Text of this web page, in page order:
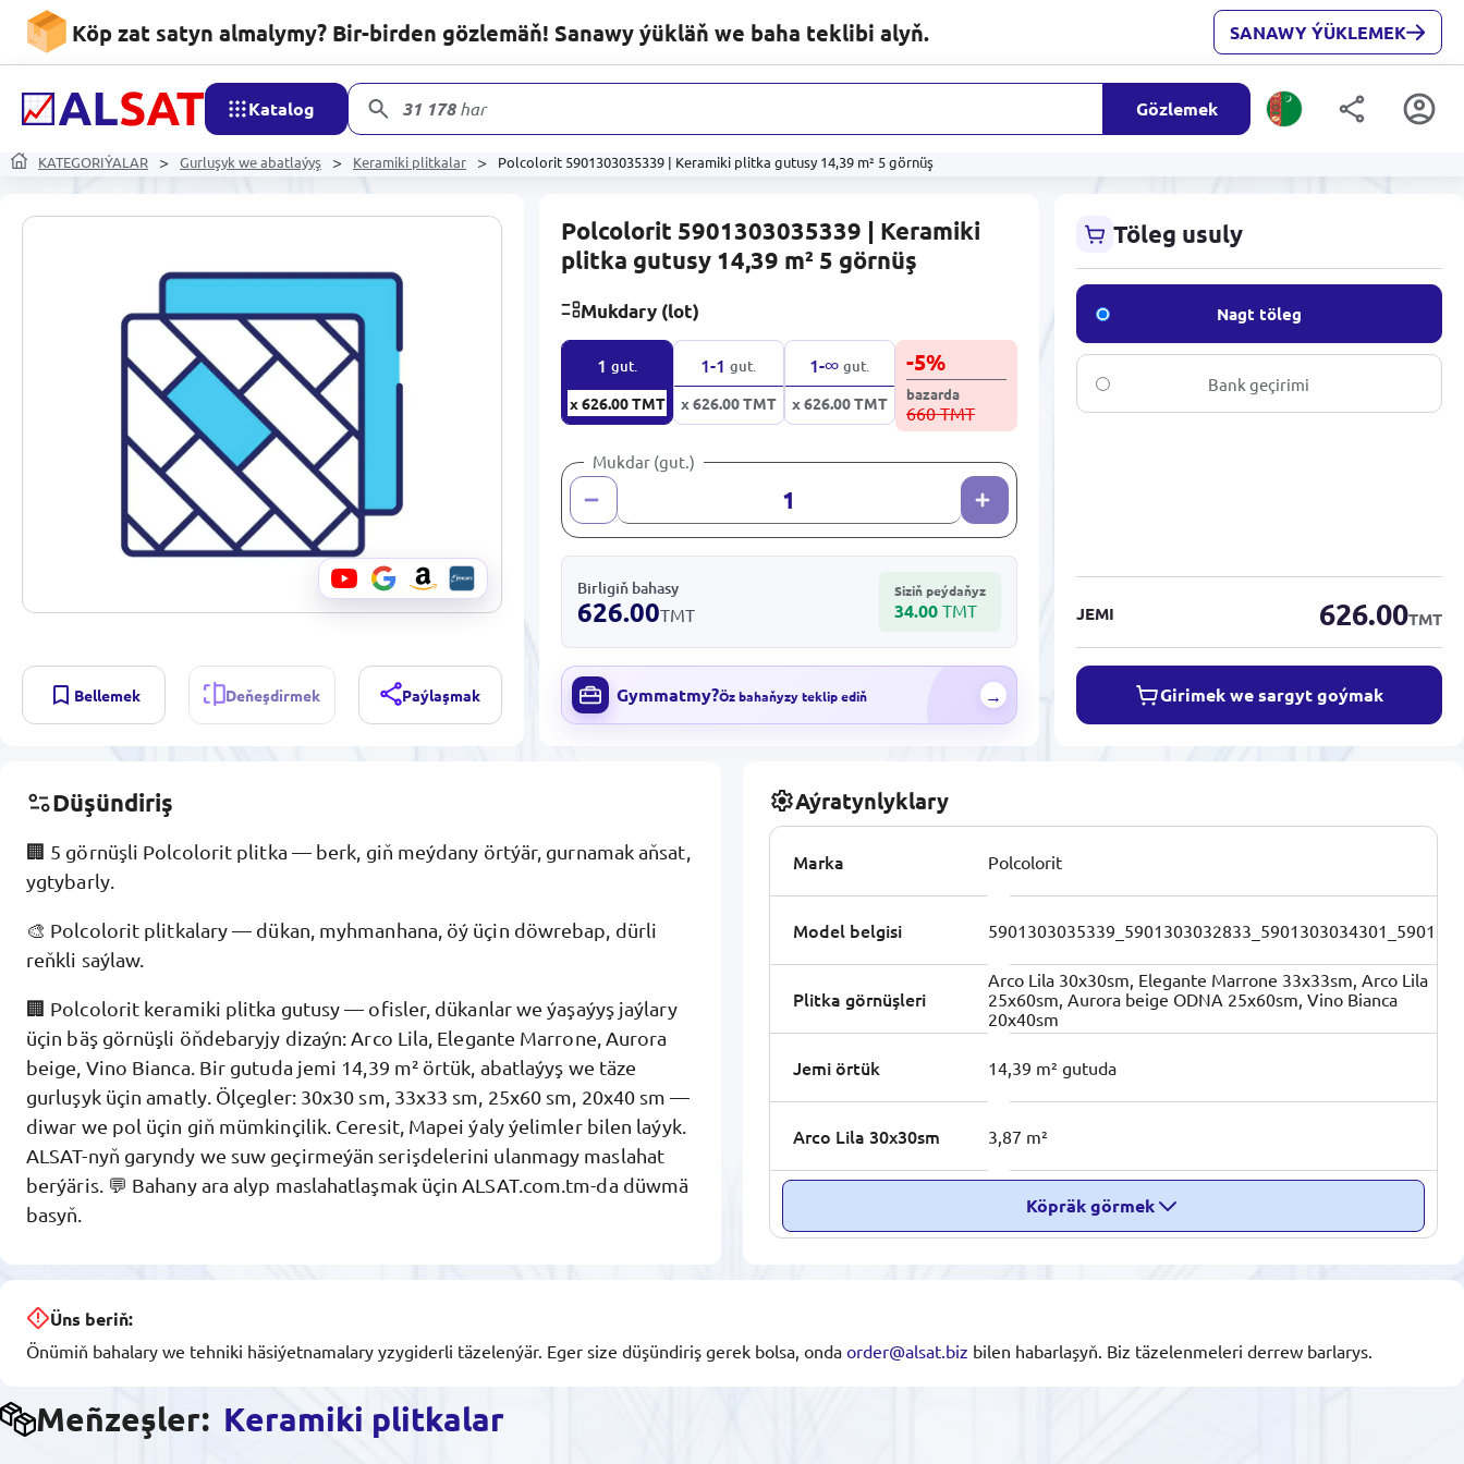
Köp zat satyn almalymy? Bir-birden gözlemäň! Sanawy ýükläň we baha teklibi alyň. SANAWY ÝÜKLEMEK
Katalog 31 178harytlary Gözlemek
KATEGORIÝALAR Gurluşyk we abatlaýyş Keramiki plitkalar Polcolorit 5901303035339 | Keramiki plitka gutusy 14,39 m² 5 görnüş
Bellemek Deňeşdirmek Paýlaşmak
Polcolorit 5901303035339 | Keramiki
plitka gutusy 14,39 m² 5 görnüş
Mukdary (lot)
1 gut.
x 626.00TMT
1-1 gut.
x 626.00TMT
1-∞ gut.
x 626.00TMT
-5%
bazarda
660 TMT
Mukdar (gut.)
Birligiň bahasy
626.00TMT
Siziň peýdaňyz
34.00 TMT
Gymmatmy?Öz bahaňyzy teklip ediň →
Töleg usuly
Nagt töleg
Bank geçirimi
JEMI 626.00TMT
Girimek we sargyt goýmak
Düşündiriş
🏢 5 görnüşli Polcolorit plitka — berk, giň meýdany örtýär, gurnamak aňsat,
ygtybarly.
🎨 Polcolorit plitkalary — dükan, myhmanhana, öý üçin döwrebap, dürli
reňkli saýlaw.
🏢 Polcolorit keramiki plitka gutusy — ofisler, dükanlar we ýaşaýyş jaýlary
üçin bäş görnüşli öňdebaryjy dizaýn: Arco Lila, Elegante Marrone, Aurora
beige, Vino Bianca. Bir gutuda jemi 14,39 m² örtük, abatlaýyş we täze
gurluşyk üçin amatly. Ölçegler: 30x30 sm, 33x33 sm, 25x60 sm, 20x40 sm —
diwar we pol üçin giň mümkinçilik. Ceresit, Mapei ýaly ýelimler bilen laýyk.
ALSAT-nyň garyndy we suw geçirmeýän serişdelerini ulanmagy maslahat
berýäris. 💬 Bahany ara alyp maslahatlaşmak üçin ALSAT.com.tm-da düwmä
basyň.
Aýratynlyklary
Marka Polcolorit
Model belgisi
Plitka görnüşleri
Arco Lila 30x30sm, Elegante Marrone 33x33sm, Arco Lila
25x60sm, Aurora beige ODNA 25x60sm, Vino Bianca
20x40sm
Jemi örtük 14,39 m² gutuda
Arco Lila 30x30sm 3,87 m²
Köpräk görmek
Üns beriň:
Önümiň bahalary we tehniki häsiýetnamalary yzygiderli täzelenýär. Eger size düşündiriş gerek bolsa, onda order@alsat.biz bilen habarlaşyň. Biz täzelenmeleri derrew barlarys.
Meñzeşler: Keramiki plitkalar